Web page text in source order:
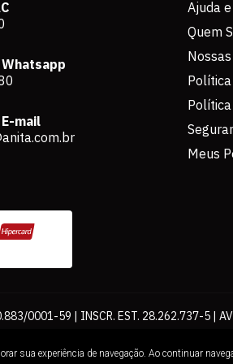
mail
Ajuda
Quem
Meus
0001-59 | INSCR. EST. 28.262.737-5 |
Loja. É proibida a utilização total ou
sua experiência de navegação. Ao continuar